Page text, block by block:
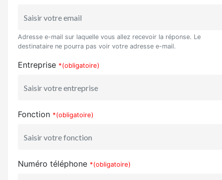
Adresse e-mail sur laquelle vous allez recevoir la réponse. Le
destinataire ne pourra pas voir votre adresse e-mail.
Entreprise *(obligatoire)
Fonction *(obligatoire)
Numéro téléphone *(obligatoire)